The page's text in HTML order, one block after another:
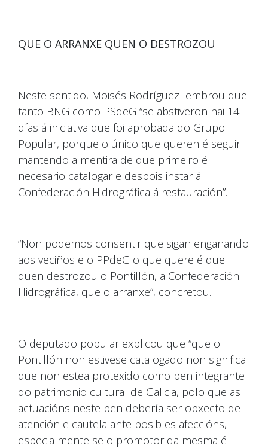
QUE O ARRANXE QUEN O DESTROZOU
Neste sentido, Moisés Rodríguez lembrou que
tanto BNG como PSdeG “se abstiveron hai 14
días á iniciativa que foi aprobada do Grupo
Popular, porque o único que queren é seguir
mantendo a mentira de que primeiro é
necesario catalogar e despois instar á
Confederación Hidrográfica á restauración”.
“Non podemos consentir que sigan enganando
aos veciños e o PPdeG o que quere é que
quen destrozou o Pontillón, a Confederación
Hidrográfica, que o arranxe”, concretou.
O deputado popular explicou que “que o
Pontillón non estivese catalogado non significa
que non estea protexido como ben integrante
do patrimonio cultural de Galicia, polo que as
actuacións neste ben debería ser obxecto de
atención e cautela ante posibles afeccións,
especialmente se o promotor da mesma é